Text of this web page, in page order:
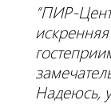
“ПИР-
Надеюсь,